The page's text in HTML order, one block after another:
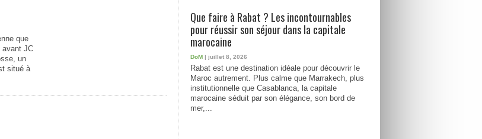
que
avant JC
un
situé à
Que faire à Rabat ? Les incontournables
pour réussir son séjour dans la capitale
marocaine
DoM | juillet 8, 2026
Rabat est une destination idéale pour découvrir le
Maroc autrement. Plus calme que Marrakech, plus
institutionnelle que Casablanca, la capitale
marocaine séduit par son élégance, son bord de
mer,...